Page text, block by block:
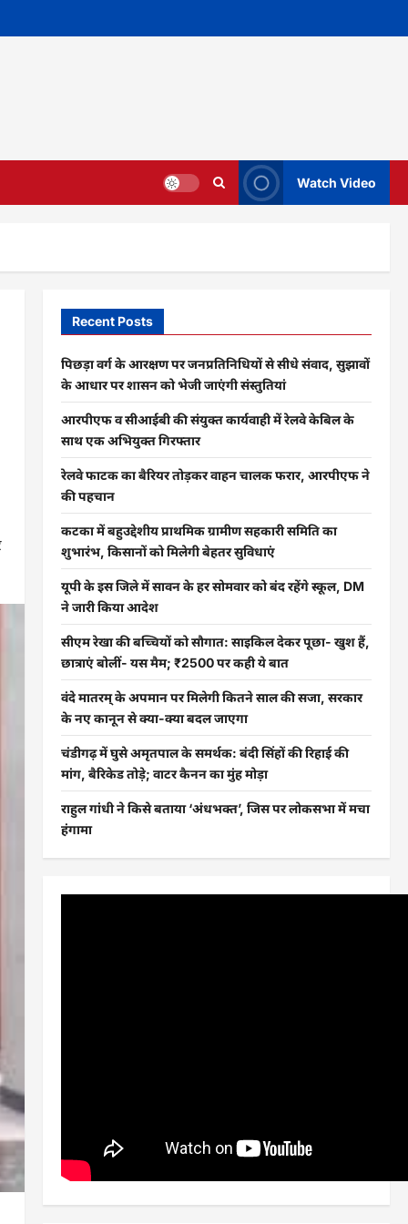
Watch Video
Recent Posts
पिछड़ा वर्ग के आरक्षण पर जनप्रतिनिधियों से सीधे संवाद, सुझावों
के आधार पर शासन को भेजी जाएंगी संस्तुतियां
आरपीएफ व सीआईबी की संयुक्त कार्यवाही में रेलवे केबिल के
साथ एक अभियुक्त गिरफ्तार
रेलवे फाटक का बैरियर तोड़कर वाहन चालक फरार, आरपीएफ ने
की पहचान
कटका में बहुउद्देशीय प्राथमिक ग्रामीण सहकारी समिति का
शुभारंभ, किसानों को मिलेगी बेहतर सुविधाएं
यूपी के इस जिले में सावन के हर सोमवार को बंद रहेंगे स्कूल, DM
ने जारी किया आदेश
सीएम रेखा की बच्चियों को सौगात: साइकिल देकर पूछा- खुश हैं,
छात्राएं बोलीं- यस मैम; ₹2500 पर कही ये बात
वंदे मातरम् के अपमान पर मिलेगी कितने साल की सजा, सरकार
के नए कानून से क्या-क्या बदल जाएगा
चंडीगढ़ में घुसे अमृतपाल के समर्थक: बंदी सिंहों की रिहाई की
मांग, बैरिकेड तोड़े; वाटर कैनन का मुंह मोड़ा
राहुल गांधी ने किसे बताया ‘अंधभक्त’, जिस पर लोकसभा में मचा
हंगामा